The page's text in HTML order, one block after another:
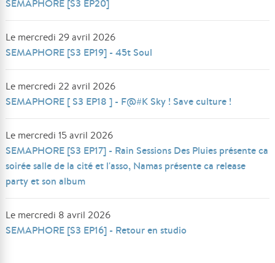
SEMAPHORE [S3 EP20]
Le mercredi 29 avril 2026
SEMAPHORE [S3 EP19] - 45t Soul
Le mercredi 22 avril 2026
SEMAPHORE [ S3 EP18 ] - F@#K Sky ! Save culture !
Le mercredi 15 avril 2026
SEMAPHORE [S3 EP17] - Rain Sessions Des Pluies présente ca
soirée salle de la cité et l'asso, Namas présente ca release
party et son album
Le mercredi 8 avril 2026
SEMAPHORE [S3 EP16] - Retour en studio